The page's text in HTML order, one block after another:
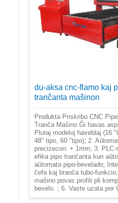
du-aksa cnc-flamo kaj
tranĉanta maŝinon
Produkta Priskribo CNC
Tranĉa Maŝino Ĝi havas
Pluraj modeloj haveblaj (16
48" tipo, 60 "tipo); 2.
precizecon: + 1mm; 3.
efika pipo tranĉanta kun
aŭtomata pipo-bevelado;
ĉefa kaj branĉa tubo-
maŝino povas profili pli
bevelo. ; 6. Vaste uzata por